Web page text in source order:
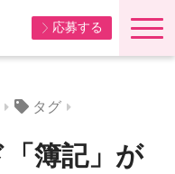
応募する
タグ
簿記」が